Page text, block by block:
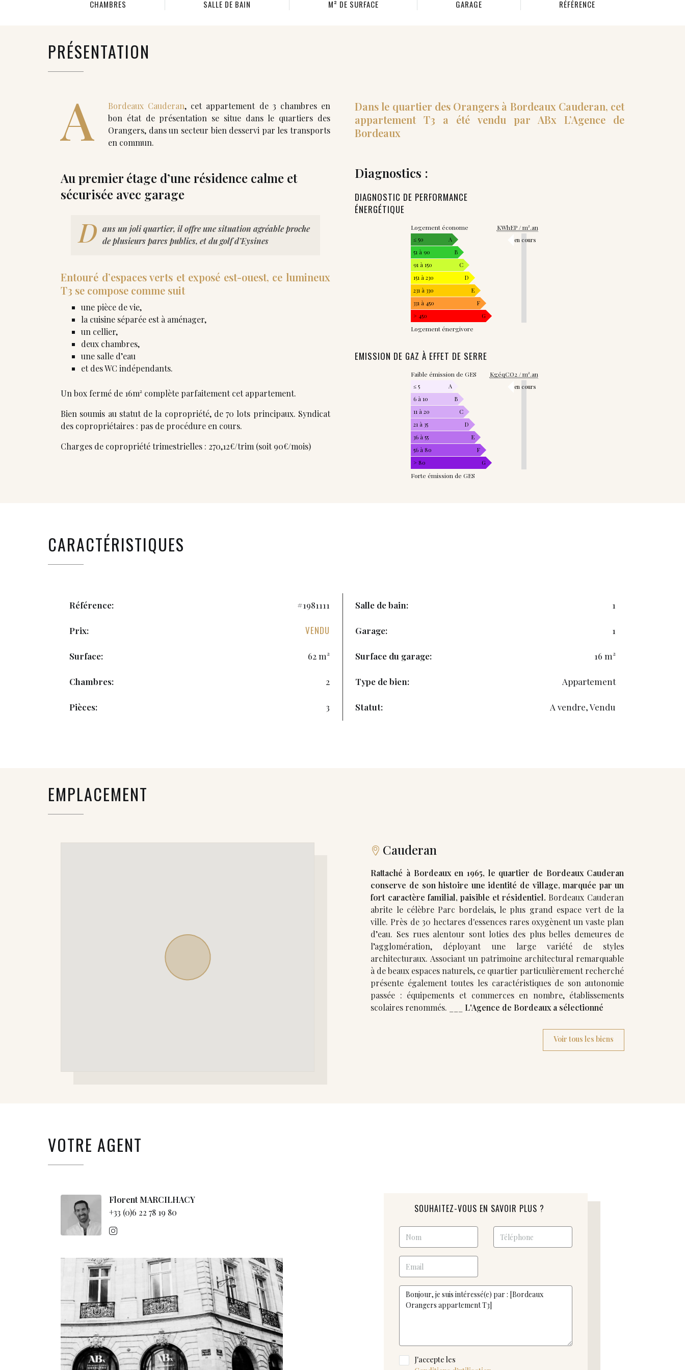
CHAMBRES SALLE DE BAIN M² DE SURFACE GARAGE RÉFÉRENCE
PRÉSENTATION
A Bordeaux Cauderan, cet appartement de 3 chambres en
bon état de présentation se situe dans le quartiers des
Orangers, dans un secteur bien desservi par les transports
en commun.
Au premier étage d’une résidence calme et
sécurisée avec garage
D ans un joli quartier, il offre une situation agréable proche
de plusieurs parcs publics, et du golf d’Eysines
Entouré d’espaces verts et exposé est-ouest, ce lumineux
T3 se compose comme suit
une pièce de vie,
la cuisine séparée est à aménager,
un cellier,
deux chambres,
une salle d’eau
et des WC indépendants.
Un box fermé de 16m² complète parfaitement cet appartement.
Bien soumis au statut de la copropriété, de 70 lots principaux. Syndicat
des copropriétaires : pas de procédure en cours.
Charges de copropriété trimestrielles : 270,12€/trim (soit 90€/mois)
Dans le quartier des Orangers à Bordeaux Cauderan, cet
appartement T3 a été vendu par ABx L’Agence de
Bordeaux
Diagnostics :
DIAGNOSTIC DE PERFORMANCE
ÉNERGÉTIQUE
Logement économe KWhEP / m².an
≤ 50
A
51 à 90
B
91 à 150
C
151 à 230
D
231 à 330
E
331 à 450
F
> 450
G
en cours
Logement énergivore
EMISSION DE GAZ À EFFET DE SERRE
Faible émission de GES KgéqCO2 / m².an
≤ 5
A
6 à 10
B
11 à 20
C
21 à 35
D
36 à 55
E
56 à 80
F
> 80
G
en cours
Forte émission de GES
CARACTÉRISTIQUES
Référence: #1981111
Prix: VENDU
Surface: 62 m²
Chambres: 2
Pièces: 3
Salle de bain: 1
Garage: 1
Surface du garage: 16 m²
Type de bien: Appartement
Statut: A vendre, Vendu
EMPLACEMENT
Cauderan
Rattaché à Bordeaux en 1965, le quartier de Bordeaux Cauderan
conserve de son histoire une identité de village, marquée par un
fort caractère familial, paisible et résidentiel.
abrite le célèbre Parc bordelais, le plus grand espace vert de la
ville. Près de 30 hectares d'essences rares oxygènent un vaste plan
d’eau. Ses rues alentour sont loties des plus belles demeures de
l’agglomération, déployant une large variété de styles
architecturaux. Associant un patrimoine architectural remarquable
à de beaux espaces naturels, ce quartier particulièrement recherché
présente également toutes les caractéristiques de son autonomie
passée : équipements et commerces en nombre, établissements
L'Agence de Bordeaux a sélectionné
Voir tous les biens
VOTRE AGENT
Florent MARCILHACY
+33 (0)6 22 78 19 80
SOUHAITEZ-VOUS EN SAVOIR PLUS ?
J'accepte les